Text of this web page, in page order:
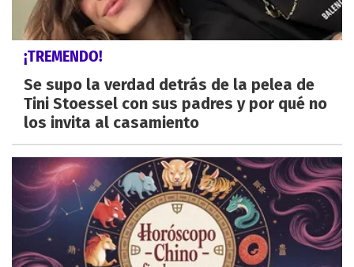
¡TREMENDO!
Se supo la verdad detrás de la pelea de
Tini Stoessel con sus padres y por qué no
los invita al casamiento